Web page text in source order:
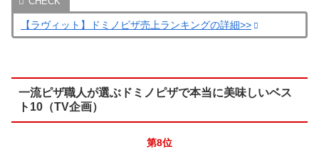
【ラヴィット】ドミノピザ売上ランキングの詳細>>
一流ピザ職人が選ぶドミノピザで本当に美味しいベス
ト10（TV企画）
第8位